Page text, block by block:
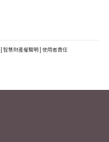
| 智慧財產權聲明 | 使用者責任